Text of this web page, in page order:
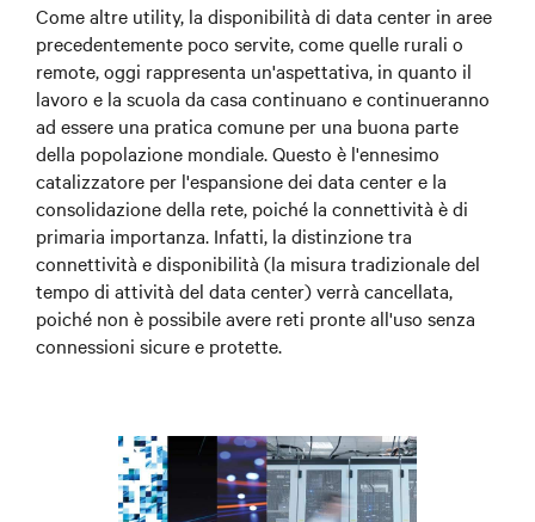
Come altre utility, la disponibilità di data center in aree
precedentemente poco servite, come quelle rurali o
remote, oggi rappresenta un'aspettativa, in quanto il
lavoro e la scuola da casa continuano e continueranno
ad essere una pratica comune per una buona parte
della popolazione mondiale. Questo è l'ennesimo
catalizzatore per l'espansione dei data center e la
consolidazione della rete, poiché la connettività è di
primaria importanza. Infatti, la distinzione tra
connettività e disponibilità (la misura tradizionale del
tempo di attività del data center) verrà cancellata,
poiché non è possibile avere reti pronte all'uso senza
connessioni sicure e protette.